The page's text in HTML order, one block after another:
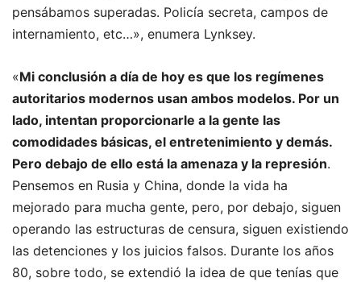
pensábamos superadas. Policía secreta, campos de
internamiento, etc…», enumera Lynksey.
«Mi conclusión a día de hoy es que los regímenes
autoritarios modernos usan ambos modelos. Por un
lado, intentan proporcionarle a la gente las
comodidades básicas, el entretenimiento y demás.
Pero debajo de ello está la amenaza y la represión.
Pensemos en Rusia y China, donde la vida ha
mejorado para mucha gente, pero, por debajo, siguen
operando las estructuras de censura, siguen existiendo
las detenciones y los juicios falsos. Durante los años
80, sobre todo, se extendió la idea de que tenías que